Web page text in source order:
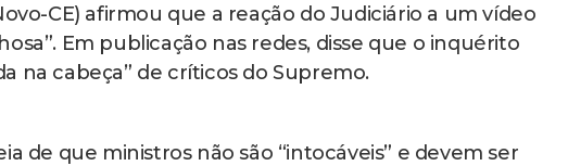
CE) afirmou que a reação do Judiciário a um vídeo
Em publicação nas redes, disse que o inquérito
na cabeça” de críticos do Supremo.
de que ministros não são “intocáveis” e devem ser